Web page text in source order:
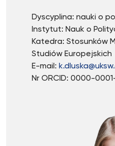
Dyscyplina: nauki o
Instytut: Nauk o
Katedra: Stosunków
Studiów Europejskich
E-mail:
Nr ORCID: 0000-